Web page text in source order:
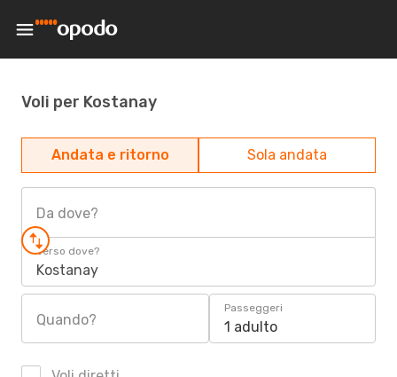
Voli per Kostanay
Andata e ritorno Sola andata
Da dove?
Verso dove?
Kostanay
Quando?
Passeggeri
1 adulto